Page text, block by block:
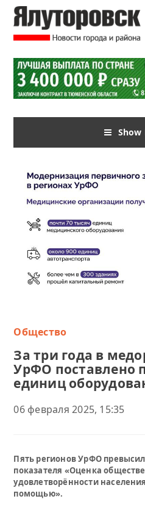
Show
Общество
За три года в
УрФО поставлено
единиц
06 февраля 2025, 15:35
Пять регионов УрФО
показателя «Оценка
удовлетворённости
помощью».